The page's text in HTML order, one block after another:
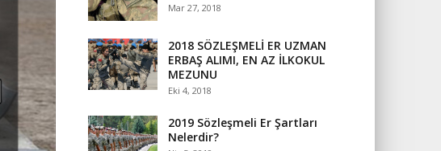
Mar 27, 2018
2018 SÖZLEŞMELİ ER UZMAN
ERBAŞ ALIMI, EN AZ İLKOKUL
MEZUNU
Eki 4, 2018
2019 Sözleşmeli Er Şartları
Nelerdir?